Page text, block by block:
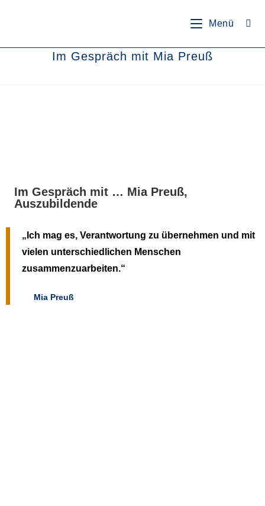
Menü
Im Gespräch mit Mia Preuß
Im Gespräch mit … Mia Preuß,
Auszubildende
„Ich mag es, Verantwortung zu übernehmen und mit
vielen unterschiedlichen Menschen
zusammenzuarbeiten.“
Mia Preuß